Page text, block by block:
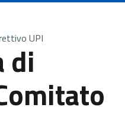
UPI
di